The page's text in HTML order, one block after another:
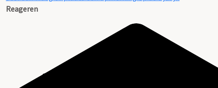
Reageren